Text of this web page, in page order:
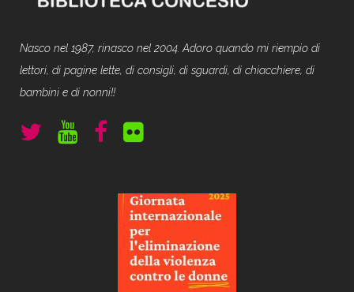
Nasco nel 1987, rinasco nel 2004. Adoro quando mi riempio di
lettori, di pagine lette, di consigli, di sguardi, di chiacchiere, di
bambini e di nonni!!